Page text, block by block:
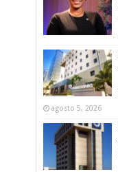
agosto 5, 2026